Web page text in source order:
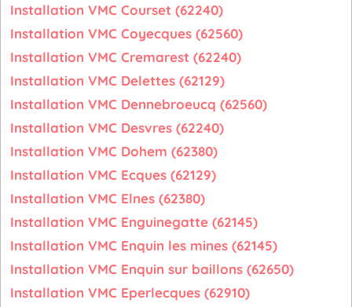
Installation VMC Courset (62240)
Installation VMC Coyecques (62560)
Installation VMC Cremarest (62240)
Installation VMC Delettes (62129)
Installation VMC Dennebroeucq (62560)
Installation VMC Desvres (62240)
Installation VMC Dohem (62380)
Installation VMC Ecques (62129)
Installation VMC Elnes (62380)
Installation VMC Enguinegatte (62145)
Installation VMC Enquin les mines (62145)
Installation VMC Enquin sur baillons (62650)
Installation VMC Eperlecques (62910)